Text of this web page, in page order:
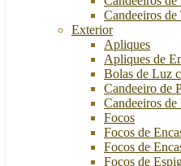
Candeeiros de
Exterior
Apliques
Apliques de
Bolas de Luz
Candeeiro de
Candeeiros de
Focos
Focos de
Focos de
Focos de